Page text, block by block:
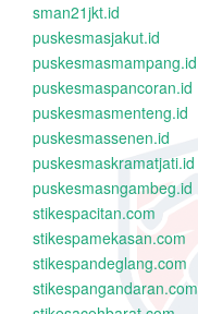
sman21jkt.id
puskesmasjakut.id
puskesmasmampang.id
puskesmaspancoran.id
puskesmasmenteng.id
puskesmassenen.id
puskesmaskramatjati.id
puskesmasngambeg.id
stikespacitan.com
stikespamekasan.com
stikespandeglang.com
stikespangandaran.com